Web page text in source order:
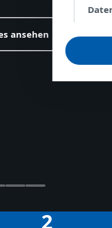
ansehen
2